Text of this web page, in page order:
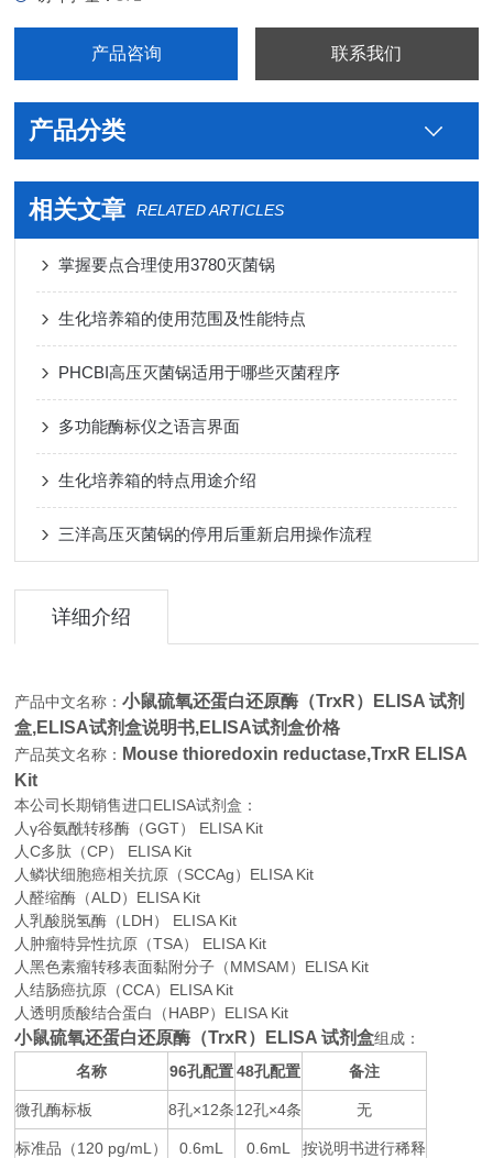
产品咨询 联系我们
产品分类
相关文章 RELATED ARTICLES
掌握要点合理使用3780灭菌锅
生化培养箱的使用范围及性能特点
PHCBI高压灭菌锅适用于哪些灭菌程序
多功能酶标仪之语言界面
生化培养箱的特点用途介绍
三洋高压灭菌锅的停用后重新启用操作流程
详细介绍
产品中文名称：小鼠硫氧还蛋白还原酶（TrxR）ELISA 试剂
盒,ELISA试剂盒说明书,ELISA试剂盒价格
产品英文名称： Mouse thioredoxin reductase,TrxR ELISA
Kit
本公司长期销售进口ELISA试剂盒：
人γ谷氨酰转移酶（GGT） ELISA Kit
人C多肽（CP） ELISA Kit
人鳞状细胞癌相关抗原（SCCAg）ELISA Kit
人醛缩酶（ALD）ELISA Kit
人乳酸脱氢酶（LDH） ELISA Kit
人肿瘤特异性抗原（TSA） ELISA Kit
人黑色素瘤转移表面黏附分子（MMSAM）ELISA Kit
人结肠癌抗原（CCA）ELISA Kit
人透明质酸结合蛋白（HABP）ELISA Kit
小鼠硫氧还蛋白还原酶（TrxR）ELISA 试剂盒组成：
名称
96孔配置 48孔配置 备注
微孔酶标板 8孔×12条 12孔×4条 无
标准品（120 pg/mL ） 0.6mL 0.6mL 按说明书进行稀释